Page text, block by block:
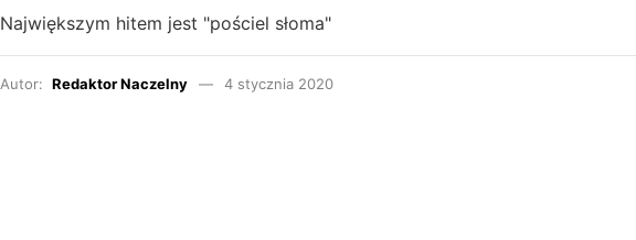
Największym hitem jest "pościel słoma"
Autor: Redaktor Naczelny 4 stycznia 2020